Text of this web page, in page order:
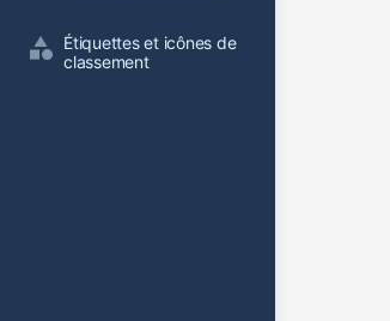
Étiquettes et icônes de
classement